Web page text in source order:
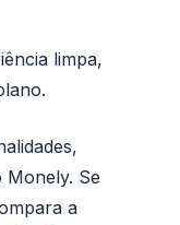
limpa,
Se
a